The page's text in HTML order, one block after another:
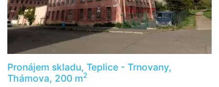
Pronájem skladu, Teplice - Trnovany,
Thámova, 200 m2